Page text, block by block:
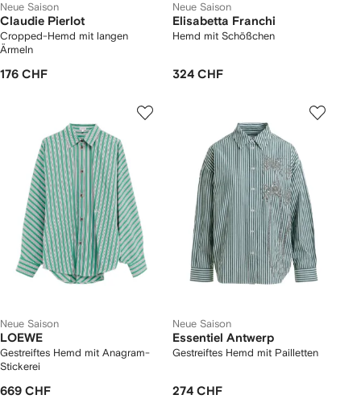
Neue Saison
Claudie Pierlot
Cropped-Hemd mit langen
Ärmeln
176 CHF
Neue Saison
Elisabetta Franchi
Hemd mit Schößchen
324 CHF
Neue Saison
LOEWE
Gestreiftes Hemd mit Anagram-
Stickerei
669 CHF
Neue Saison
Essentiel Antwerp
Gestreiftes Hemd mit Pailletten
274 CHF